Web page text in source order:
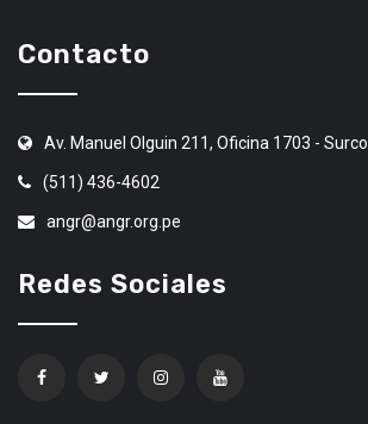
Contacto
Av. Manuel Olguin 211, Oficina 1703 - Surco
(511) 436-4602
angr@angr.org.pe
Redes Sociales